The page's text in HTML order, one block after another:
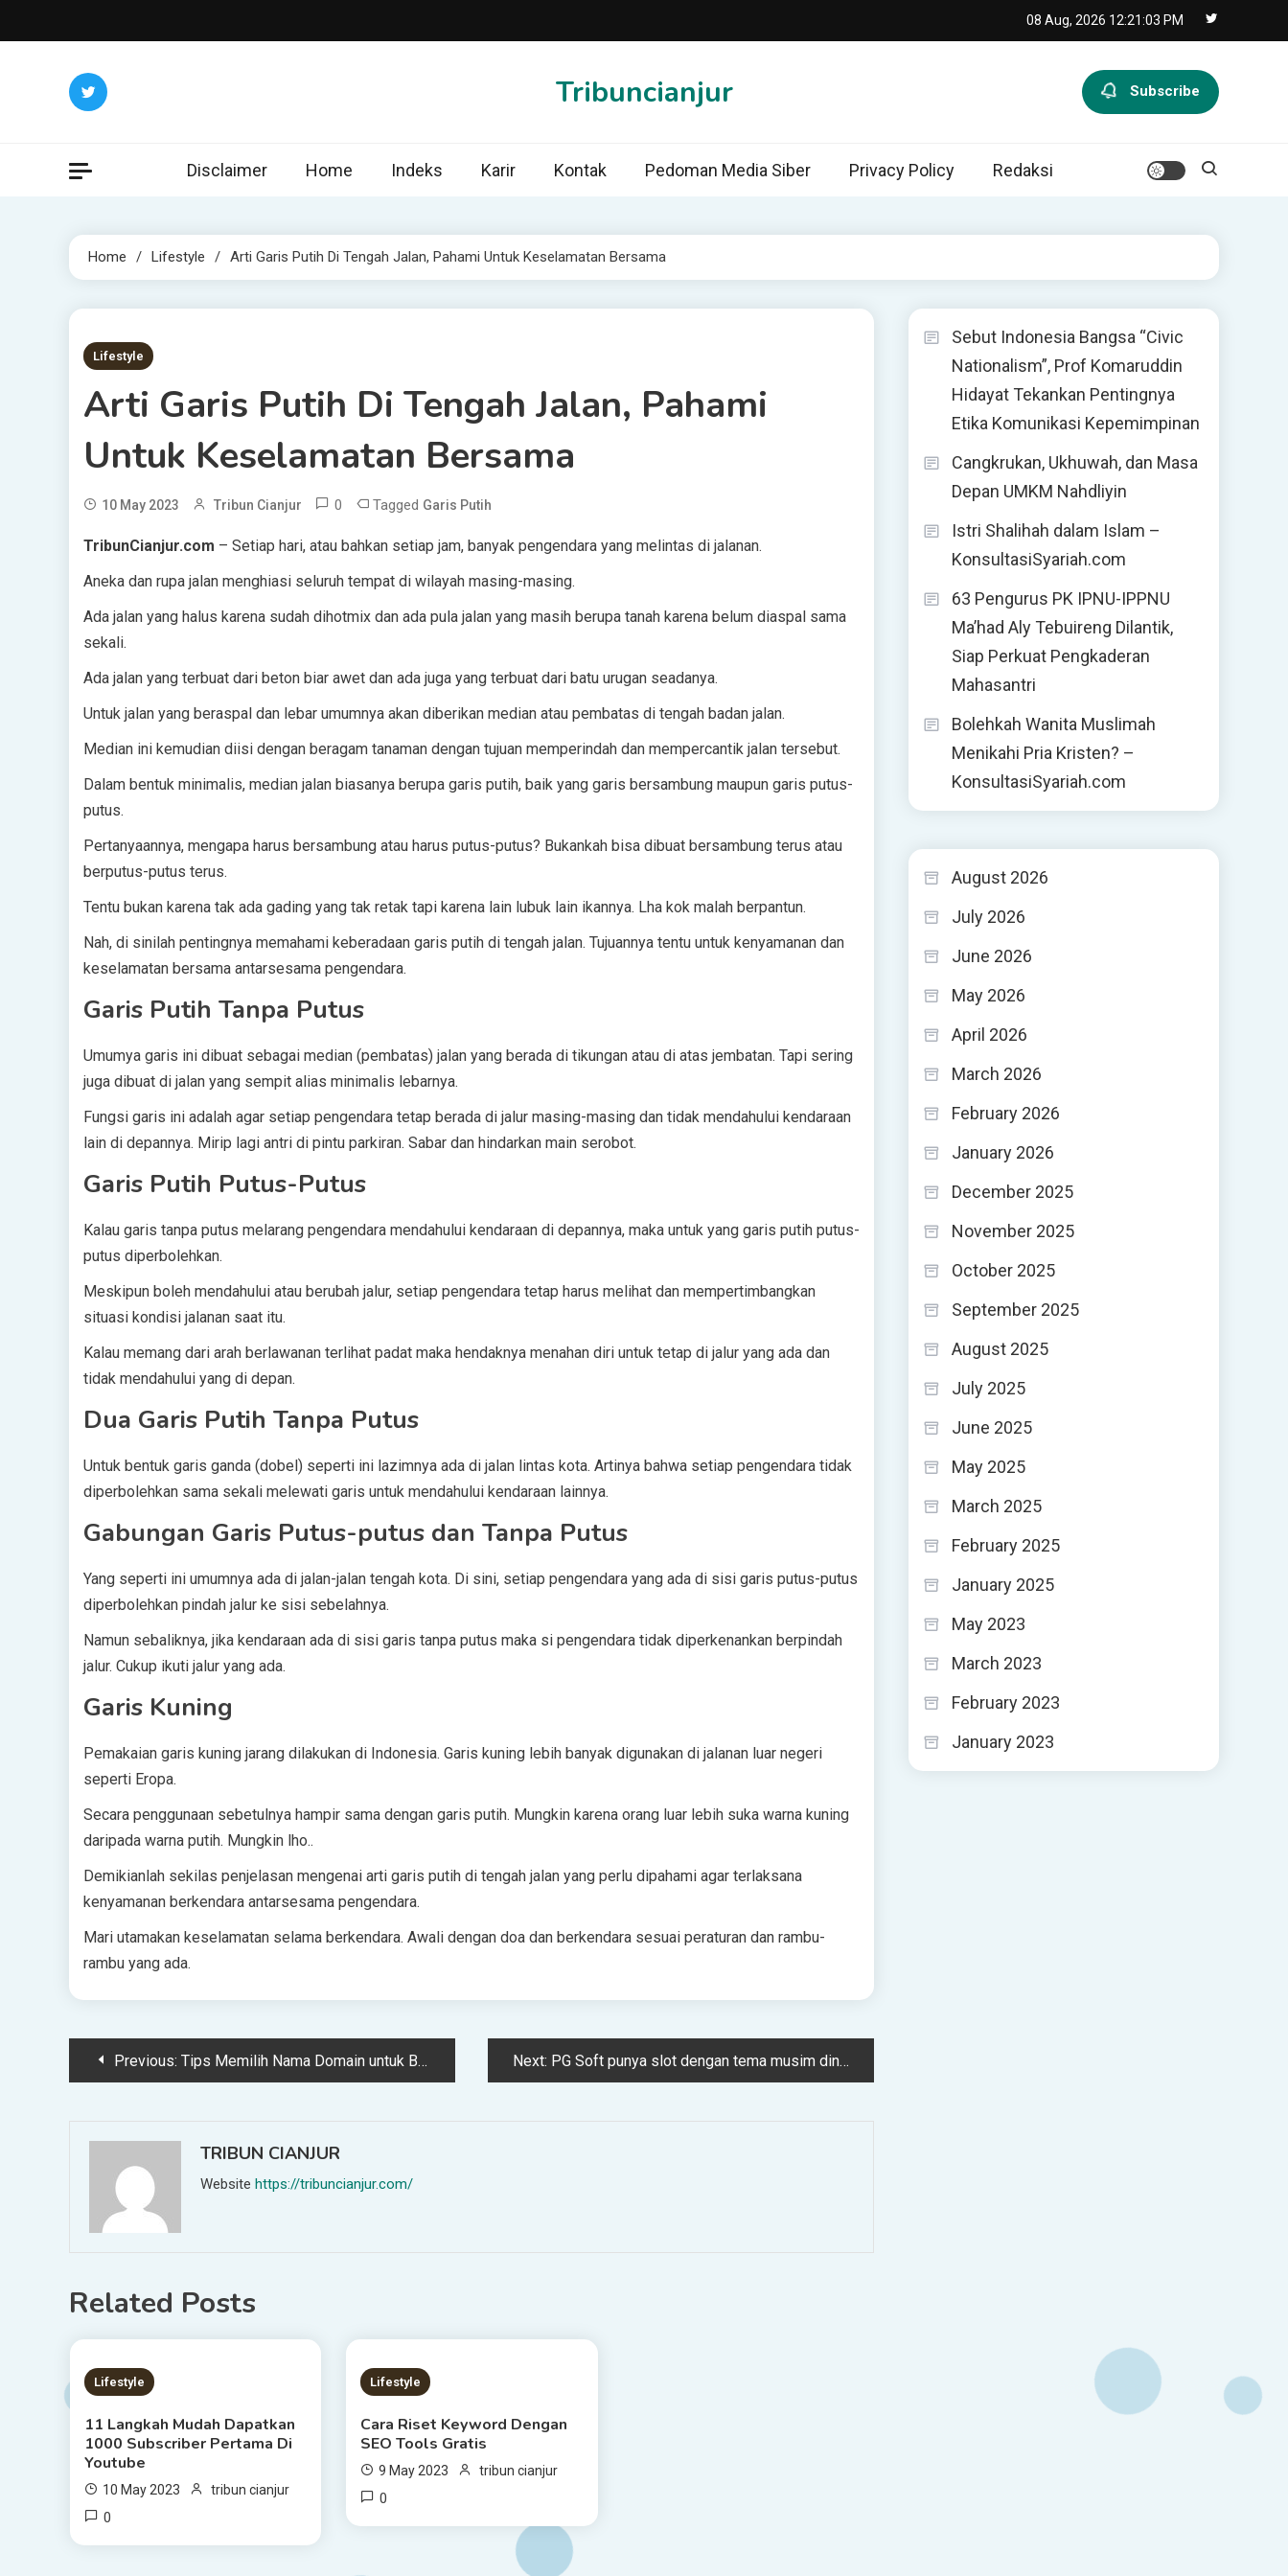
to
08 Aug, 2026 12:21:04 PM
Tribuncianjur Subscribe
Disclaimer Home Indeks Karir Kontak Pedoman Media Siber Privacy Policy Redaksi
Home Lifestyle Arti Garis Putih Di Tengah Jalan, Pahami Untuk Keselamatan Bersama
2 MINS READ
Lifestyle
Arti Garis Putih Di Tengah Jalan, Pahami
Untuk Keselamatan Bersama
10 May 2023 Tribun Cianjur 0 Tagged Garis Putih
TribunCianjur.com – Setiap hari, atau bahkan setiap jam, banyak pengendara yang melintas di jalanan.
Aneka dan rupa jalan menghiasi seluruh tempat di wilayah masing-masing.
Ada jalan yang halus karena sudah dihotmix dan ada pula jalan yang masih berupa tanah karena belum diaspal sama
sekali.
Ada jalan yang terbuat dari beton biar awet dan ada juga yang terbuat dari batu urugan seadanya.
Untuk jalan yang beraspal dan lebar umumnya akan diberikan median atau pembatas di tengah badan jalan.
Median ini kemudian diisi dengan beragam tanaman dengan tujuan memperindah dan mempercantik jalan tersebut.
Dalam bentuk minimalis, median jalan biasanya berupa garis putih, baik yang garis bersambung maupun garis putus-
putus.
Pertanyaannya, mengapa harus bersambung atau harus putus-putus? Bukankah bisa dibuat bersambung terus atau
berputus-putus terus.
Tentu bukan karena tak ada gading yang tak retak tapi karena lain lubuk lain ikannya. Lha kok malah berpantun.
Nah, di sinilah pentingnya memahami keberadaan garis putih di tengah jalan. Tujuannya tentu untuk kenyamanan dan
keselamatan bersama antarsesama pengendara.
Garis Putih Tanpa Putus
Umumya garis ini dibuat sebagai median (pembatas) jalan yang berada di tikungan atau di atas jembatan. Tapi sering
juga dibuat di jalan yang sempit alias minimalis lebarnya.
Fungsi garis ini adalah agar setiap pengendara tetap berada di jalur masing-masing dan tidak mendahului kendaraan
lain di depannya. Mirip lagi antri di pintu parkiran. Sabar dan hindarkan main serobot.
Garis Putih Putus-Putus
Kalau garis tanpa putus melarang pengendara mendahului kendaraan di depannya, maka untuk yang garis putih putus-
putus diperbolehkan.
Meskipun boleh mendahului atau berubah jalur, setiap pengendara tetap harus melihat dan mempertimbangkan
situasi kondisi jalanan saat itu.
Kalau memang dari arah berlawanan terlihat padat maka hendaknya menahan diri untuk tetap di jalur yang ada dan
tidak mendahului yang di depan.
Dua Garis Putih Tanpa Putus
Untuk bentuk garis ganda (dobel) seperti ini lazimnya ada di jalan lintas kota. Artinya bahwa setiap pengendara tidak
diperbolehkan sama sekali melewati garis untuk mendahului kendaraan lainnya.
Gabungan Garis Putus-putus dan Tanpa Putus
Yang seperti ini umumnya ada di jalan-jalan tengah kota. Di sini, setiap pengendara yang ada di sisi garis putus-putus
diperbolehkan pindah jalur ke sisi sebelahnya.
Namun sebaliknya, jika kendaraan ada di sisi garis tanpa putus maka si pengendara tidak diperkenankan berpindah
jalur. Cukup ikuti jalur yang ada.
Garis Kuning
Pemakaian garis kuning jarang dilakukan di Indonesia. Garis kuning lebih banyak digunakan di jalanan luar negeri
seperti Eropa.
Secara penggunaan sebetulnya hampir sama dengan garis putih. Mungkin karena orang luar lebih suka warna kuning
daripada warna putih. Mungkin lho..
Demikianlah sekilas penjelasan mengenai arti garis putih di tengah jalan yang perlu dipahami agar terlaksana
kenyamanan berkendara antarsesama pengendara.
Mari utamakan keselamatan selama berkendara. Awali dengan doa dan berkendara sesuai peraturan dan rambu-
rambu yang ada.
PostPrevious: Tips Memilih Nama Domain untuk Blog atau Website, Pahami 5 Panduan Berikut Next: PG Soft punya slot dengan tema musim dingin, bikin main makin chill!
TRIBUN CIANJUR
Website https://tribuncianjur.com/
Related Posts
9 MINS READ
Lifestyle
11 Langkah Mudah Dapatkan
1000 Subscriber Pertama Di
Youtube
10 May 2023 tribun cianjur
0
4 MINS READ
Lifestyle
Cara Riset Keyword Dengan
SEO Tools Gratis
9 May 2023 tribun cianjur
0
Sebut Indonesia Bangsa “Civic
Nationalism”, Prof Komaruddin
Hidayat Tekankan Pentingnya
Etika Komunikasi Kepemimpinan
Cangkrukan, Ukhuwah, dan Masa
Depan UMKM Nahdliyin
Istri Shalihah dalam Islam –
KonsultasiSyariah.com
63 Pengurus PK IPNU-IPPNU
Ma’had Aly Tebuireng Dilantik,
Siap Perkuat Pengkaderan
Mahasantri
Bolehkah Wanita Muslimah
Menikahi Pria Kristen? –
KonsultasiSyariah.com
August 2026
July 2026
June 2026
May 2026
April 2026
March 2026
February 2026
January 2026
December 2025
November 2025
October 2025
September 2025
August 2025
July 2025
June 2025
May 2025
March 2025
February 2025
January 2025
May 2023
March 2023
February 2023
January 2023